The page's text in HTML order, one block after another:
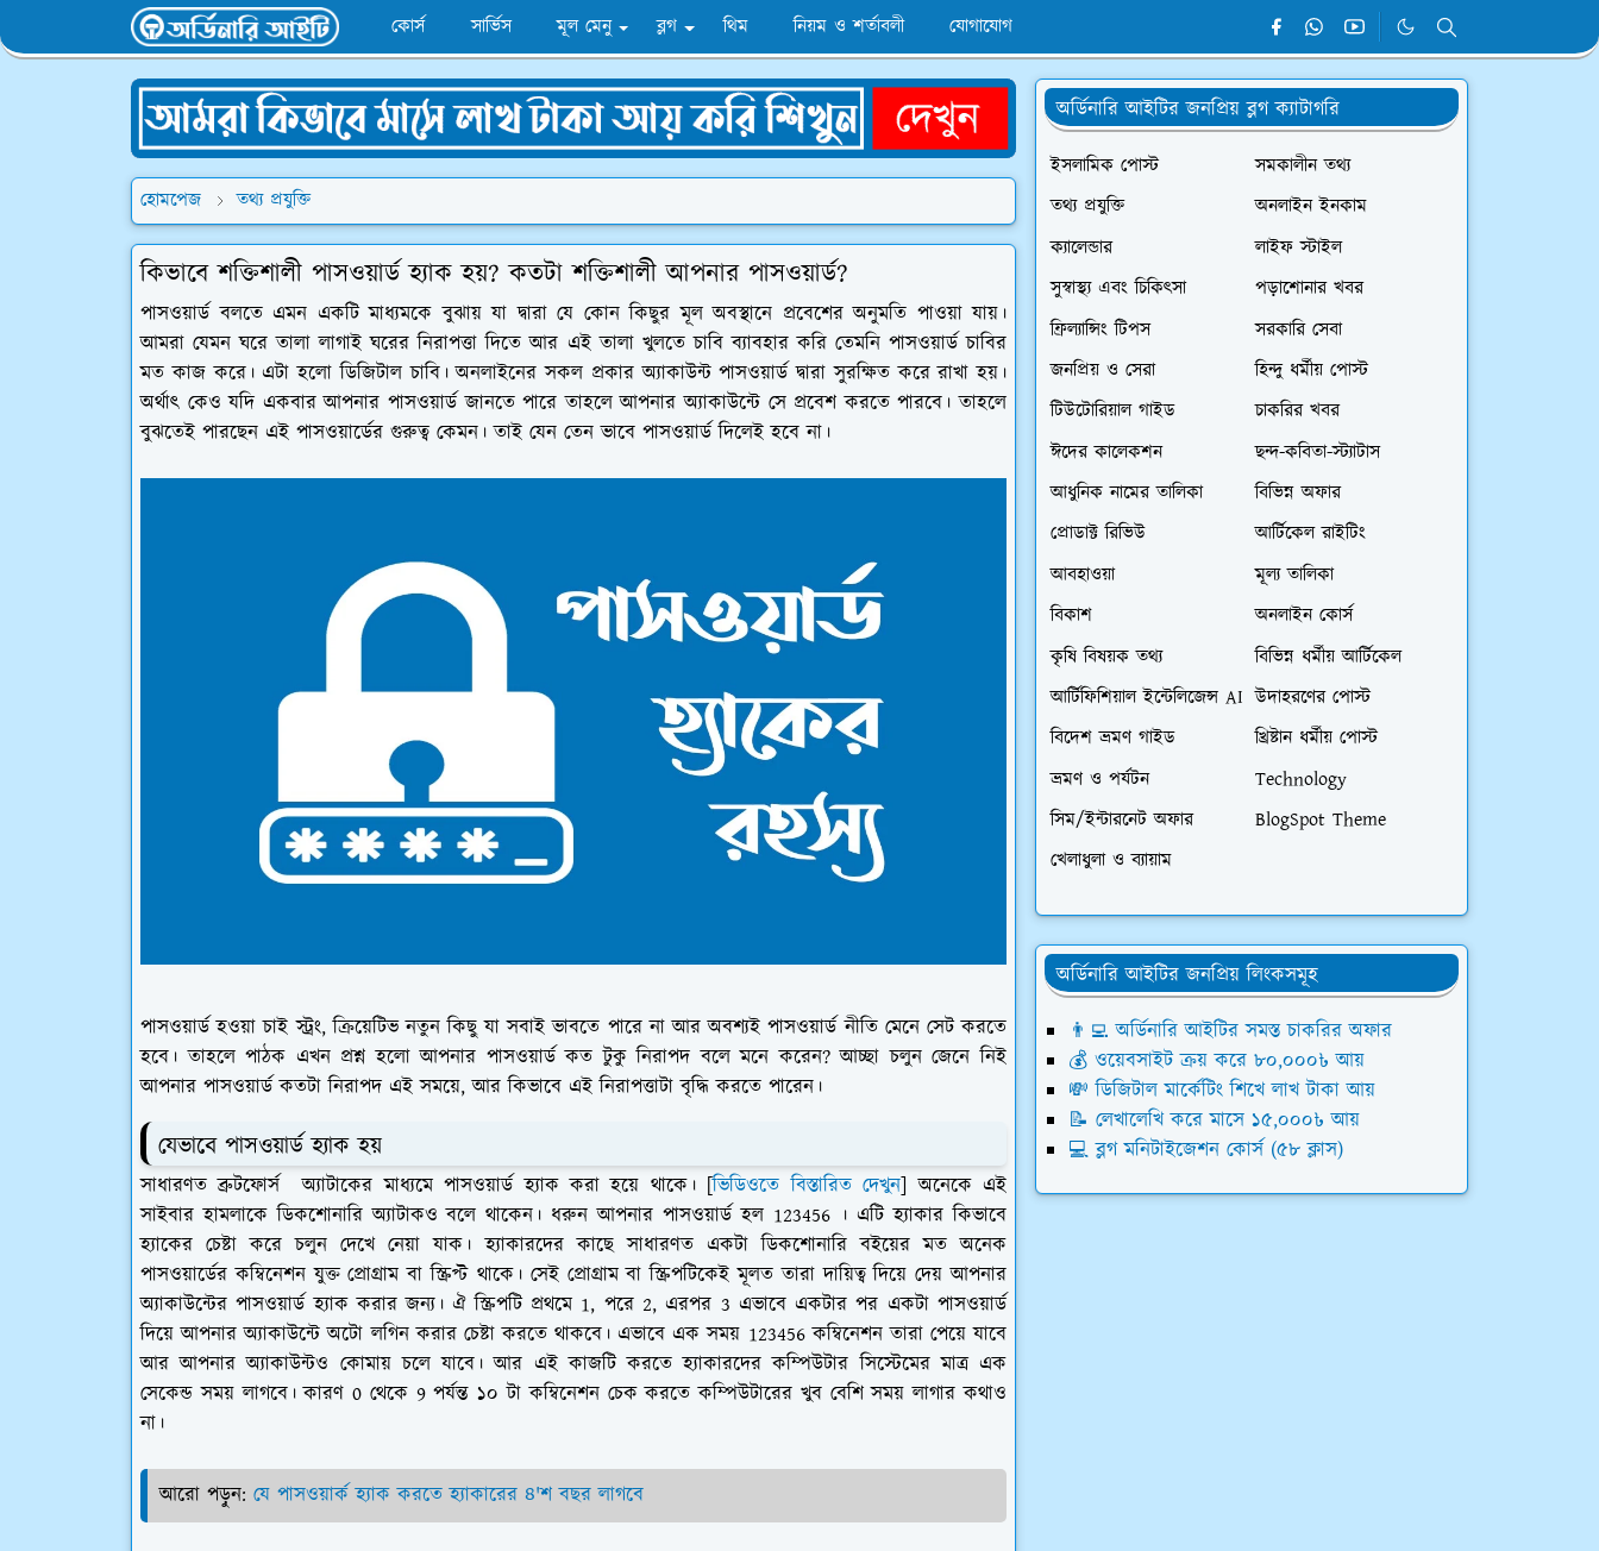
কোর্স সার্ভিস মূল মেনু ব্লগ থিম নিয়ম ও শর্তাবলী যোগাযোগ
হোমপেজ তথ্য প্রযুক্তি
কিভাবে শক্তিশালী পাসওয়ার্ড হ্যাক হয়? কতটা শক্তিশালী আপনার পাসওয়ার্ড?
পাসওয়ার্ড বলতে এমন একটি মাধ্যমকে বুঝায় যা দ্বারা যে কোন কিছুর মূল অবস্থানে প্রবেশের অনুমতি পাওয়া যায়।
আমরা যেমন ঘরে তালা লাগাই ঘরের নিরাপত্তা দিতে আর এই তালা খুলতে চাবি ব্যাবহার করি তেমনি পাসওয়ার্ড চাবির
মত কাজ করে। এটা হলো ডিজিটাল চাবি। অনলাইনের সকল প্রকার অ্যাকাউন্ট পাসওয়ার্ড দ্বারা সুরক্ষিত করে রাখা হয়।
অর্থাৎ কেও যদি একবার আপনার পাসওয়ার্ড জানতে পারে তাহলে আপনার অ্যাকাউন্টে সে প্রবেশ করতে পারবে। তাহলে
বুঝতেই পারছেন এই পাসওয়ার্ডের গুরুত্ব কেমন। তাই যেন তেন ভাবে পাসওয়ার্ড দিলেই হবে না।
পাসওয়ার্ড হওয়া চাই স্ট্রং, ক্রিয়েটিভ নতুন কিছু যা সবাই ভাবতে পারে না আর অবশ্যই পাসওয়ার্ড নীতি মেনে সেট করতে
হবে। তাহলে পাঠক এখন প্রশ্ন হলো আপনার পাসওয়ার্ড কত টুকু নিরাপদ বলে মনে করেন? আচ্ছা চলুন জেনে নিই
আপনার পাসওয়ার্ড কতটা নিরাপদ এই সময়ে, আর কিভাবে এই নিরাপত্তাটা বৃদ্ধি করতে পারেন।
যেভাবে পাসওয়ার্ড হ্যাক হয়
সাধারণত ব্রুটফোর্স অ্যাটাকের মাধ্যমে পাসওয়ার্ড হ্যাক করা হয়ে থাকে। [ভিডিওতে বিস্তারিত দেখুন] অনেকে এই
সাইবার হামলাকে ডিকশোনারি অ্যাটাকও বলে থাকেন। ধরুন আপনার পাসওয়ার্ড হল 123456 । এটি হ্যাকার কিভাবে
হ্যাকের চেষ্টা করে চলুন দেখে নেয়া যাক। হ্যাকারদের কাছে সাধারণত একটা ডিকশোনারি বইয়ের মত অনেক
পাসওয়ার্ডের কম্বিনেশন যুক্ত প্রোগ্রাম বা স্ক্রিপ্ট থাকে। সেই প্রোগ্রাম বা স্ক্রিপটিকেই মূলত তারা দায়িত্ব দিয়ে দেয় আপনার
অ্যাকাউন্টের পাসওয়ার্ড হ্যাক করার জন্য। ঐ স্ক্রিপটি প্রথমে 1, পরে 2, এরপর 3 এভাবে একটার পর একটা পাসওয়ার্ড
দিয়ে আপনার অ্যাকাউন্টে অটো লগিন করার চেষ্টা করতে থাকবে। এভাবে এক সময় 123456 কম্বিনেশন তারা পেয়ে যাবে
আর আপনার অ্যাকাউন্টও কোমায় চলে যাবে। আর এই কাজটি করতে হ্যাকারদের কম্পিউটার সিস্টেমের মাত্র এক
সেকেন্ড সময় লাগবে। কারণ 0 থেকে 9 পর্যন্ত ১০ টা কম্বিনেশন চেক করতে কম্পিউটারের খুব বেশি সময় লাগার কথাও
না।
আরো পড়ুন: যে পাসওয়ার্ক হ্যাক করতে হ্যাকারের ৪'শ বছর লাগবে
অর্ডিনারি আইটির জনপ্রিয় ব্লগ ক্যাটাগরি
ইসলামিক পোস্ট
সমকালীন তথ্য
তথ্য প্রযুক্তি
অনলাইন ইনকাম
ক্যালেন্ডার
লাইফ স্টাইল
সুস্বাস্থ্য এবং চিকিৎসা
পড়াশোনার খবর
ফ্রিল্যান্সিং টিপস
সরকারি সেবা
জনপ্রিয় ও সেরা
হিন্দু ধর্মীয় পোস্ট
টিউটোরিয়াল গাইড
চাকরির খবর
ঈদের কালেকশন
ছন্দ-কবিতা-স্ট্যাটাস
আধুনিক নামের তালিকা
বিভিন্ন অফার
প্রোডাক্ট রিভিউ
আর্টিকেল রাইটিং
আবহাওয়া
মূল্য তালিকা
বিকাশ
অনলাইন কোর্স
কৃষি বিষয়ক তথ্য
বিভিন্ন ধর্মীয় আর্টিকেল
আর্টিফিশিয়াল ইন্টেলিজেন্স AI উদাহরণের পোস্ট
বিদেশ ভ্রমণ গাইড
খ্রিষ্টান ধর্মীয় পোস্ট
ভ্রমণ ও পর্যটন
Technology
সিম/ইন্টারনেট অফার
BlogSpot Theme
খেলাধুলা ও ব্যায়াম
অর্ডিনারি আইটির জনপ্রিয় লিংকসমূহ
👨‍💻 অর্ডিনারি আইটির সমস্ত চাকরির অফার
💰 ওয়েবসাইট ক্রয় করে ৮০,০০০৳ আয়
💸 ডিজিটাল মার্কেটিং শিখে লাখ টাকা আয়
📝 লেখালেখি করে মাসে ১৫,০০০৳ আয়
💻 ব্লগ মনিটাইজেশন কোর্স (৫৮ ক্লাস)